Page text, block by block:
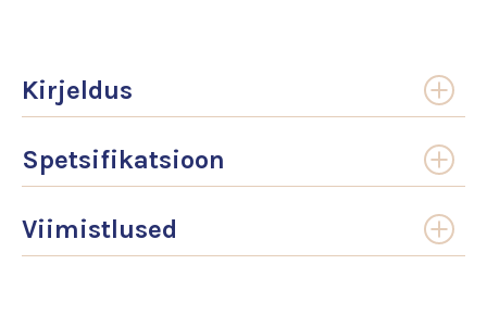
Kirjeldus
Spetsifikatsioon
Viimistlused